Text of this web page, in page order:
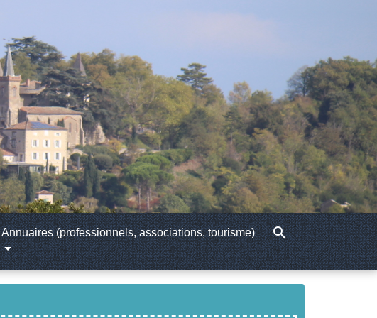
Annuaires (professionnels, associations, tourisme) search